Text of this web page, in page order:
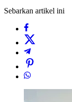
Sebarkan artikel ini